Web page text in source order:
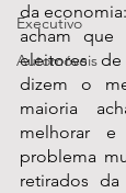
Executivo
Automóveis
da
acham
eleitores de
dizem o
maioria
melhorar
problema
retirados